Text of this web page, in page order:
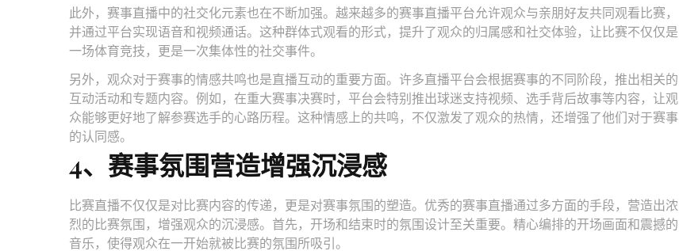
此外，赛事直播中的社交化元素也在不断加强。越来越多的赛事直播平台允许观众与亲朋好友共同观看比赛，
并通过平台实现语音和视频通话。这种群体式观看的形式，提升了观众的归属感和社交体验，让比赛不仅仅是
一场体育竞技，更是一次集体性的社交事件。
另外，观众对于赛事的情感共鸣也是直播互动的重要方面。许多直播平台会根据赛事的不同阶段，推出相关的
互动活动和专题内容。例如，在重大赛事决赛时，平台会特别推出球迷支持视频、选手背后故事等内容，让观
众能够更好地了解参赛选手的心路历程。这种情感上的共鸣，不仅激发了观众的热情，还增强了他们对于赛事
的认同感。
4、赛事氛围营造增强沉浸感
比赛直播不仅仅是对比赛内容的传递，更是对赛事氛围的塑造。优秀的赛事直播通过多方面的手段，营造出浓
烈的比赛氛围，增强观众的沉浸感。首先，开场和结束时的氛围设计至关重要。精心编排的开场画面和震撼的
音乐，使得观众在一开始就被比赛的氛围所吸引。